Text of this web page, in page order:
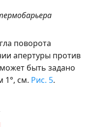
поворота
апертуры против
быть задано
1°, см. Рис. 5.